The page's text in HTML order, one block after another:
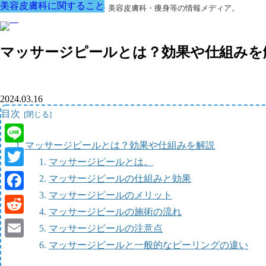
美容外科・アンチエイジング・美容皮膚科・痩身等の情報メディア。
マッサージピールとは？効果や仕組みを
美容皮膚科に関すること
2024.03.16
目次
マッサージピールとは？効果や仕組みを解説
マッサージピールとは。
マッサージピールの仕組みと効果
マッサージピールのメリット
マッサージピールの施術の流れ
マッサージピールの注意点
マッサージピールと一般的なピーリングの違い
美容皮膚科に関すること
美容皮膚科に関すること
美容皮膚科に関すること
美容皮膚科に関すること
美容皮膚科に関すること
美容皮膚科に関すること
Line
Twitter
Facebook
Reddit